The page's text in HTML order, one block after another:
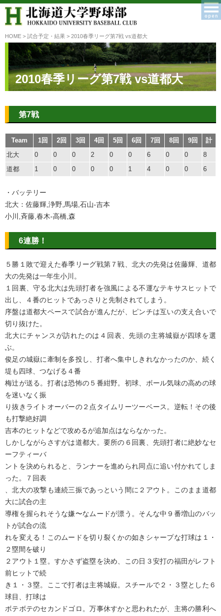
HOME > 試合予定・結果 > 2010春季リーグ第7戦 vs道都大
2010春季リーグ第7戦 vs道都大
第7戦
Team 1回 2回 3回 4回 5回 6回 7回 8回 9回
計
北大
0 0 0 2 0 0 6 0 0
8
道都
1 0 0 0 0 1 4 0 0 6
・バッテリー
北大：佐藤輝,浄野,馬場,石山-吉本
小川,斉藤,春木-高橋,森
6連勝！
５勝１敗で迎えた春季リーグ戦第７戦、北大の先発は佐藤輝、道都
大の先発は一年生小川。
１回裏、守る北大は先頭打者を強風による不運なテキサスヒットで
出し、４番のヒットであっさりと先制されてしまう。
序盤は道都大ペースで試合が進んだが、ピンチは互いの支え合いで
切り抜けた。
北大にチャンスが訪れたのは４回表、先頭の主将城嶽が四球を選
ぶ。
俊足の城嶽に牽制を多投し、打者へ集中しきれなかったのか、続く
堤も四球、つなげる４番
梅辻が送る。打者は恐怖の５番紺野。初球、ボール気味の高めの球
を迷いなく振
り抜きライトオーバーの２点タイムリーツーベース。逆転！その後
も打撃絶好調
吉本のヒットなどで攻めるが追加点はならなかった。
しかしながらさすがは道都大。要所の６回裏、先頭打者に絶妙なセ
ーフティーバ
ントを決められると、ランナーを進められ同点に追い付かれてしま
った。７回表
、北大の攻撃も連続三振であっという間に２アウト。このまま道都
大に試合の主
導権を握られそうな嫌〜なムードが漂う。そんな中９番増山のバッ
トが試合の流
れを変える！このムードを切り裂くかの如きシャープな打球は１・
２塁間を破り
２アウト１塁。すかさず盗塁を決め、この日３安打の福田がレフト
前ヒットで続
き１・３塁。ここで打者は主将城嶽。スチールで２・３塁とした６
球目、打球は
ボテボテのセカンドゴロ。万事休すかと思われたが、主将の勝利へ